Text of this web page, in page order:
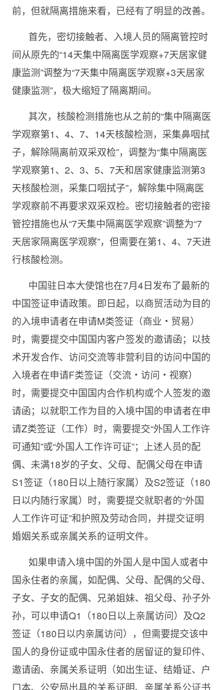
前，但就隔离措施来看，已经有了明显的改善。
首先，密切接触者、入境人员的隔离管控时
间从原先的“14天集中隔离医学观察+7天居家健
康监测”调整为“7天集中隔离医学观察+3天居家
健康监测”，极大缩短了隔离期间。
其次，核酸检测措施也从之前的“集中隔离医
学观察第1、4、7、14天核酸检测，采集鼻咽拭
子，解除隔离前双采双检”，调整为“集中隔离医
学观察第1、2、3、5、7天和居家健康监测第3
天核酸检测，采集口咽拭子”，解除集中隔离医
学观察前不再要求双采双检。密切接触者的密接
管控措施也从“7天集中隔离医学观察”调整为“7
天居家隔离医学观察”，但需要在第1、4、7天进
行核酸检测。
中国驻日本大使馆也在7月4日发布了最新的
中国签证申请政策。即日起，以商贸活动为目的
的入境申请者在申请M类签证（商业・贸易）
时，需要提交中国国内客户签发的邀请函；以技
术开发合作、访问交流等非营利目的访问中国的
入境者在申请F类签证（交流・访问・视察）
时，需要提交中国国内合作机构或个人签发的邀
请函；以就职工作为目的入境中国的申请者在申
请Z类签证（工作）时，需要提交“外国人工作许
可通知”或“外国人工作许可证”；上述人员的配
偶、未满18岁的子女、父母、配偶父母在申请
S1签证（180日以上随行家属）及S2签证（180
日以内随行家属）时，需要提交就职者的“外国
人工作许可证”和护照及劳动合同，并提交证明
婚姻关系或亲属关系的证明文件。
如果申请入境中国的外国人是中国人或者中
国永住者的亲属，如配偶、父母、配偶的父母、
子女、子女的配偶、兄弟姐妹、祖父母、孙子外
孙，可以申请Q1（180日以上亲属访问）及Q2
签证（180日以内亲属访问），但需要提交该中
国人的身份证或中国永住者的居留证的复印件、
邀请函、亲属关系证明（如出生证、结婚证、户
口本、公安局出具的关系证明、亲属关系公证书